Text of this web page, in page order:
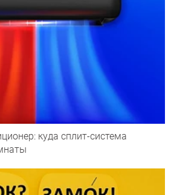
куда сплит-система